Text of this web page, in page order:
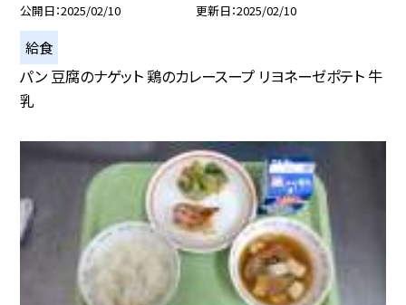
公開日 2025/02/10 更新日 2025/02/10
給食
パン 豆腐のナゲット 鶏のカレースープ リヨネーゼポテト 牛
乳